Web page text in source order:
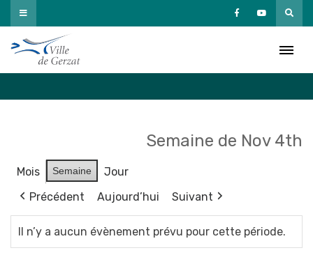
Passer
au
contenu
Semaine de Nov 4th
Mois Semaine
Jour
Précédent
Aujourd’hui Suivant
Il n’y a aucun évènement prévu pour cette période.